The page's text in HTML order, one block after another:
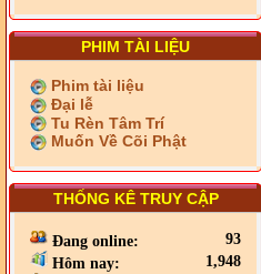
PHIM TÀI LIỆU
Phim tài liệu
Đại lễ
Tu Rèn Tâm Trí
Muốn Về Cõi Phật
THỐNG KÊ TRUY CẬP
Đang online:
93
Hôm nay:
1,948